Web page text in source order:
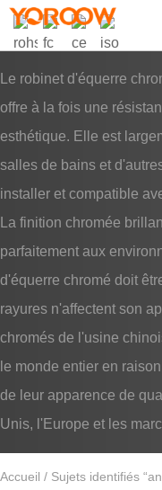
Le robinet d'équerre
offre à la fois une
esthétique. Elle est
salles de bains et
installer et compatible
La finition chromée
parfaitement aux
d'équerre chromé doit
rayures n'affectent son
chromés de l'usine
le monde entier en
de leur apparence de
Unis, l'Europe et les
Accueil / Sujets identifiés